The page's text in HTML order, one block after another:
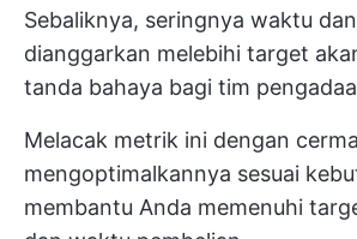
Sebaliknya, seringnya waktu
dianggarkan melebihi target
tanda bahaya bagi tim
Melacak metrik ini dengan
mengoptimalkannya sesuai
membantu Anda memenuhi